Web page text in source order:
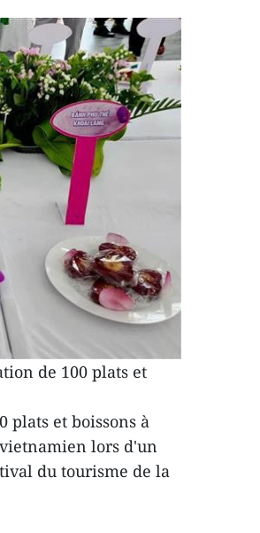
de 100 plats et
plats et boissons à
lors d'un
du tourisme de la